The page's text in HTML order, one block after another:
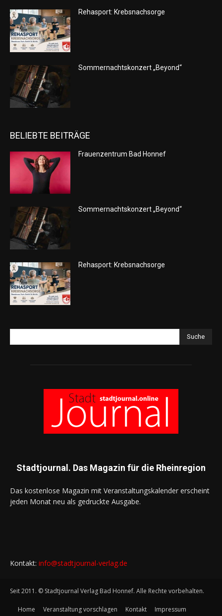
Rehasport: Krebsnachsorge
Sommernachtskonzert „Beyond“
BELIEBTE BEITRÄGE
Frauenzentrum Bad Honnef
Sommernachtskonzert „Beyond“
Rehasport: Krebsnachsorge
Suche
Stadtjournal. Das Magazin für die Rheinregion
Das kostenlose Magazin mit Veranstaltungskalender erscheint
jeden Monat neu als gedruckte Ausgabe.
Kontakt: info@stadtjournal-verlag.de
Seit 2011. © Stadtjournal Verlag Bad Honnef. Alle Rechte vorbehalten.
Home Veranstaltung vorschlagen Kontakt
Impressum